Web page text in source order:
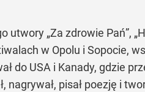
„Za zdrowie Pań”,
w Opolu i Sopocie,
do USA i Kanady, gdzie
pisał poezję i